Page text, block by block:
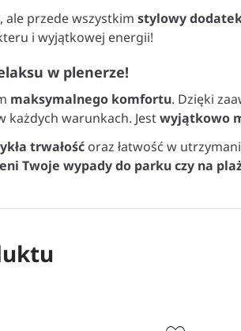
ale przede wszystkim stylowy
i wyjątkowej energii!
w plenerze!
maksymalnego komfortu. Dzięki
każdych warunkach. Jestwyjątkowo
trwałość oraz łatwość w
Twoje wypady do parku czy na